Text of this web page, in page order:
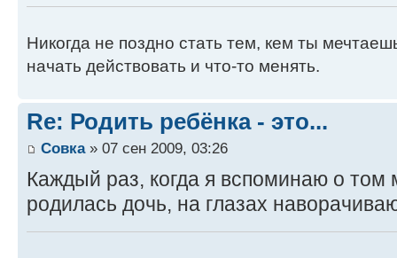
Никогда не поздно стать тем, кем ты
начать действовать и что-то менять.
Re: Родить ребёнка - это...
Совка» 07 сен 2009, 03:26
Каждый раз, когда я вспоминаю о том
родилась дочь, на глазах